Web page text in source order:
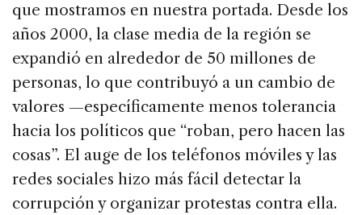
que mostramos en nuestra portada. Desde los
años 2000, la clase media de la región se
expandió en alrededor de 50 millones de
personas, lo que contribuyó a un cambio de
valores —específicamente menos tolerancia
hacia los políticos que “roban, pero hacen las
cosas”. El auge de los teléfonos móviles y las
redes sociales hizo más fácil detectar la
corrupción y organizar protestas contra ella.